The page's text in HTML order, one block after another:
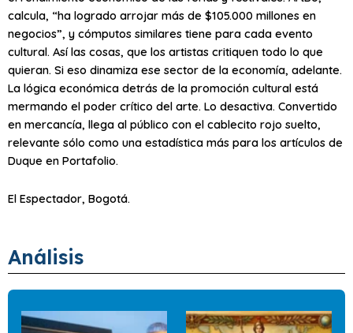
calcula, “ha logrado arrojar más de $105.000 millones en
negocios”, y cómputos similares tiene para cada evento
cultural. Así las cosas, que los artistas critiquen todo lo que
quieran. Si eso dinamiza ese sector de la economía, adelante.
La lógica económica detrás de la promoción cultural está
mermando el poder crítico del arte. Lo desactiva. Convertido
en mercancía, llega al público con el cablecito rojo suelto,
relevante sólo como una estadística más para los artículos de
Duque en Portafolio.
El Espectador, Bogotá.
Análisis